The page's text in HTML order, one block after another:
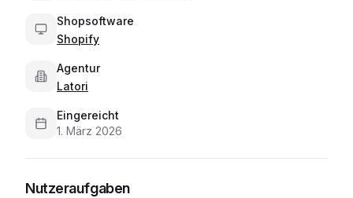
Shopsoftware
Shopify
Agentur
Latori
Eingereicht
1. März 2026
Nutzeraufgaben